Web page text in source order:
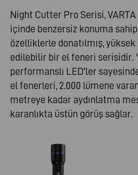
Night Cutter Pro Serisi,
içinde benzersiz konuma
özelliklerle donatılmış,
edilebilir bir el feneri serisidir.
performanslı LED’ler
el fenerleri, 2.000 lümene
metreye kadar aydınlatma
karanlıkta üstün görüş sağlar.